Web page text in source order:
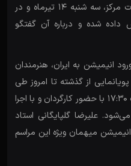
کارگردانی مهرداد شیخان، از تولیدات مرکز، سه شنبه ۱۴ تیرماه و در
شده و درباره آن گفتگو
انیمیشن به ایران، هنرمندان
از گذشته تا امروز طی
کرده است. این جلسه نمایش ساعت ۱۷:۳۰ با حضور کارگردان و با اجرا
علیرضا گلپایگانی استاد
انیمیشن میهمان ویژه این مراسم